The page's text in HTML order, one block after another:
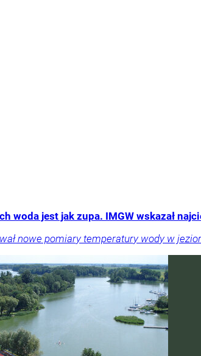
woda jest jak zupa. IMGW wskazał
nowe pomiary temperatury wody w